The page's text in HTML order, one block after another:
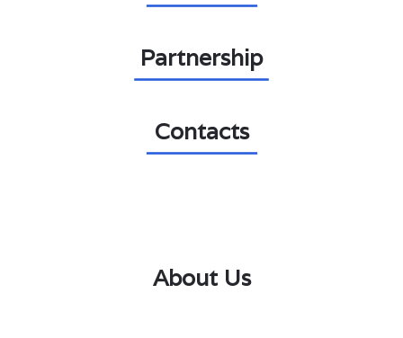
Partnership
Contacts
About Us